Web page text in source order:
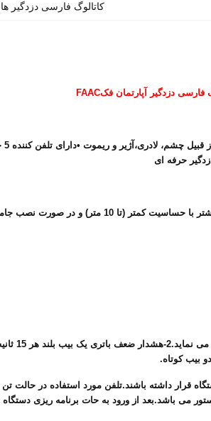
کاتالوگ فارسی دزدگیر
حرفه ای
بیب کوتاه.
قرار داشته باشند.تلفن مورد استفاده در حالت
می باشد.بعد از ورود به حات برنامه ریزی